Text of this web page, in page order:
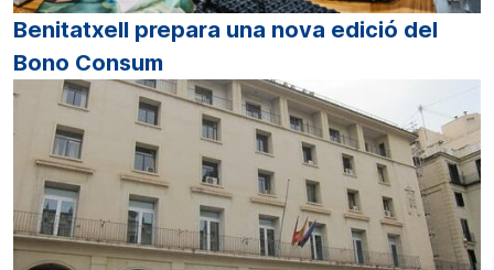
Benitatxell prepara una nova edició del
Bono Consum